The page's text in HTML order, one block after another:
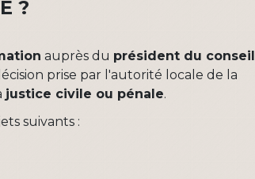
?
auprès du président du conseil
prise par l'autorité locale de la
justice civile ou pénale.
suivants :